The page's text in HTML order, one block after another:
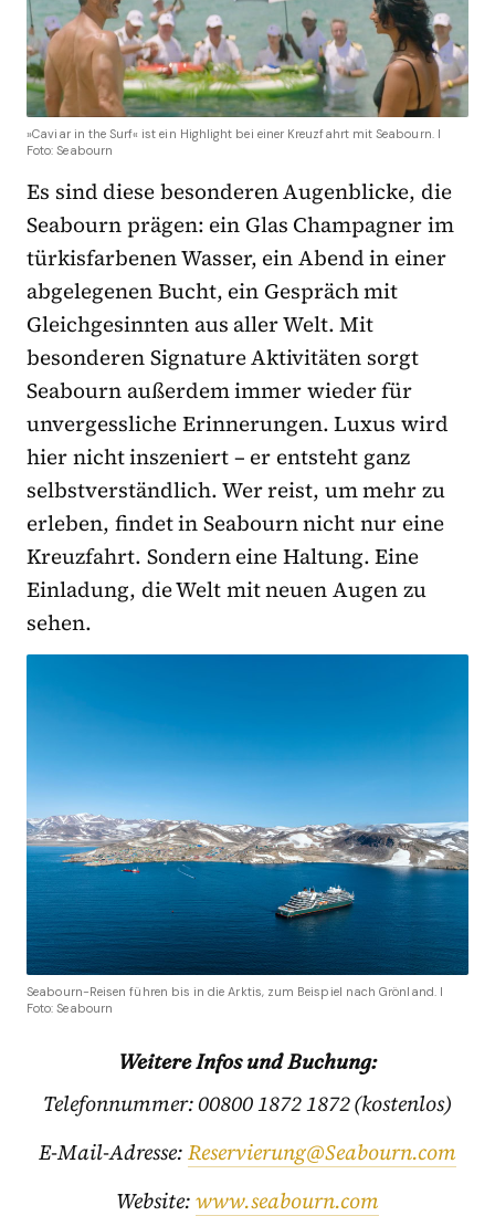
»Caviar in the Surf« ist ein Highlight bei einer Kreuzfahrt mit Seabourn. I
Foto: Seabourn
Es sind diese besonderen Augenblicke, die
Seabourn prägen: ein Glas Champagner im
türkisfarbenen Wasser, ein Abend in einer
abgelegenen Bucht, ein Gespräch mit
Gleichgesinnten aus aller Welt. Mit
besonderen Signature Aktivitäten sorgt
Seabourn außerdem immer wieder für
unvergessliche Erinnerungen. Luxus wird
hier nicht inszeniert – er entsteht ganz
selbstverständlich. Wer reist, um mehr zu
erleben, findet in Seabourn nicht nur eine
Kreuzfahrt. Sondern eine Haltung. Eine
Einladung, die Welt mit neuen Augen zu
sehen.
Seabourn-Reisen führen bis in die Arktis, zum Beispiel nach Grönland. I
Foto: Seabourn
Weitere Infos und Buchung:
Telefonnummer: 00800 1872 1872 (kostenlos)
E-Mail-Adresse:Reservierung@Seabourn.com
Website:www.seabourn.com